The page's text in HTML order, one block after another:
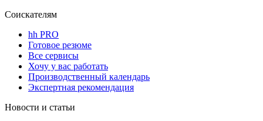
Соискателям
hh PRO
Готовое резюме
Все сервисы
Хочу у вас работать
Производственный календарь
Экспертная рекомендация
Новости и статьи